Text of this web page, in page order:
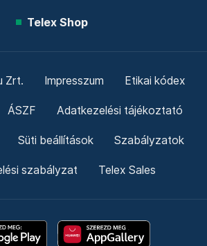
Telex Shop
Zrt. Impresszum Etikai kódex
ÁSZF Adatkezelési tájékoztató
Süti beállítások Szabályzatok
szabályzat Telex Sales